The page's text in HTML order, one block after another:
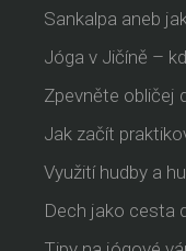
Sankalpa aneb
Jóga v Jičíně –
Zpevněte obličej
Jak začít
Využití hudby a
Dech jako cesta